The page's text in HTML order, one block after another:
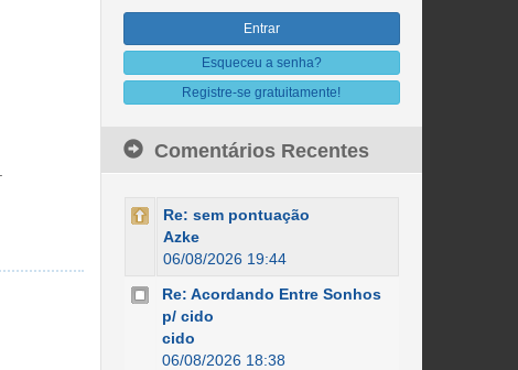
Esqueceu a senha?
Registre-se gratuitamente!
Comentários Recentes
Re: sem pontuação
Azke
06/08/2026 19:44
Re: Acordando Entre Sonhos
p/ cido
cido
06/08/2026 18:38